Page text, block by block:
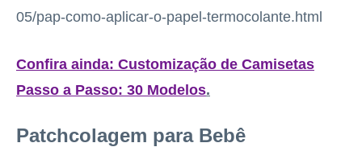
05/pap-como-aplicar-o-papel-termocolante.html
Confira ainda: Customização de Camisetas
Passo a Passo: 30 Modelos.
Patchcolagem para Bebê